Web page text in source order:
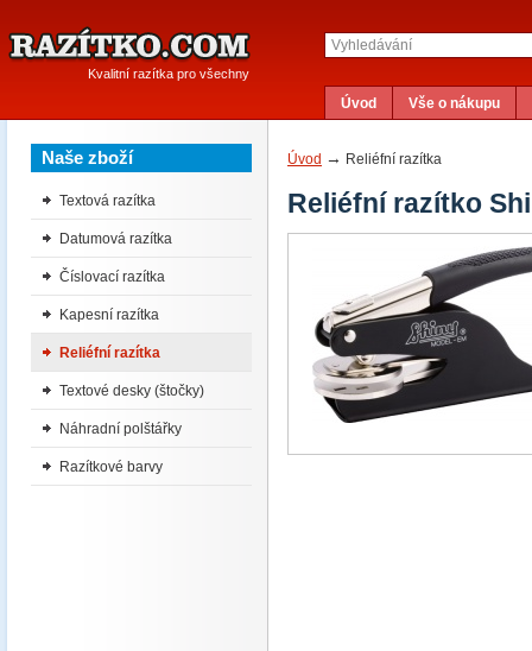
Kvalitní razítka pro všechny
Úvod Vše o nákupu
Úvod → Reliéfní razítka
Reliéfní razítko
Naše zboží
Textová razítka
Datumová razítka
Číslovací razítka
Kapesní razítka
Reliéfní razítka
Textové desky (štočky)
Náhradní polštářky
Razítkové barvy